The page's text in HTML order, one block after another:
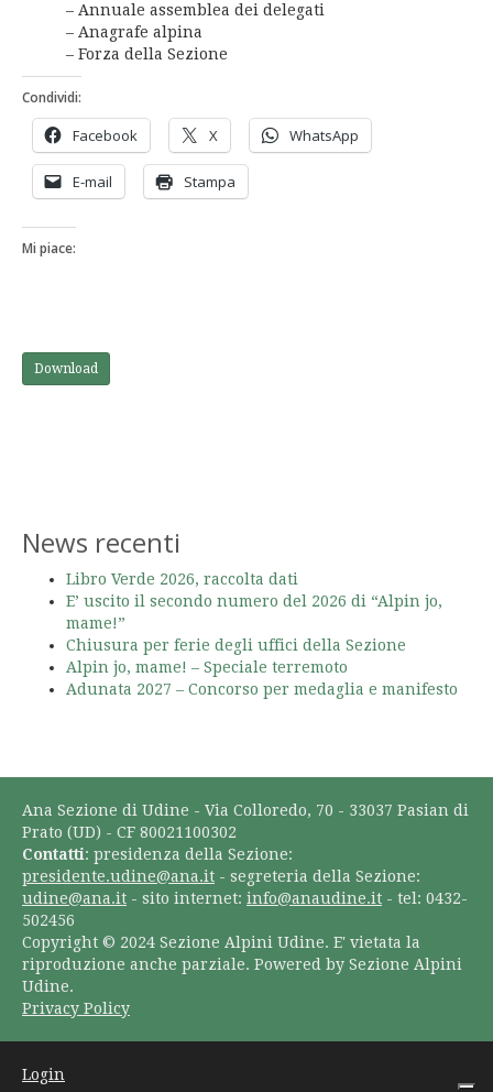
– Annuale assemblea dei delegati
– Anagrafe alpina
– Forza della Sezione
Condividi:
Facebook X WhatsApp
E-mail Stampa
Mi piace:
Download
News recenti
Libro Verde 2026, raccolta dati
E’ uscito il secondo numero del 2026 di “Alpin jo,
mame!”
Chiusura per ferie degli uffici della Sezione
Alpin jo, mame! – Speciale terremoto
Adunata 2027 – Concorso per medaglia e manifesto
Ana Sezione di Udine - Via Colloredo, 70 - 33037 Pasian di
Prato (UD) - CF 80021100302
Contatti: presidenza della Sezione:
presidente.udine@ana.it - segreteria della Sezione:
udine@ana.it - sito internet: info@anaudine.it - tel: 0432-
502456
Copyright © 2024 Sezione Alpini Udine. E' vietata la
riproduzione anche parziale. Powered by Sezione Alpini
Udine.
Privacy Policy
Login